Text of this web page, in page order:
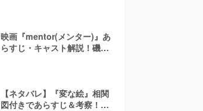
映画『mentor(メンター)』あ
らすじ・キャスト解説！磯村
メント
【ネタバレ】『変な絵』相関
図付きであらすじ＆考察！重